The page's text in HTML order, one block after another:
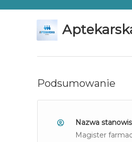
Podsumowanie
Nazwa
Magister